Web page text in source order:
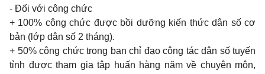
- Đối với công chức
+ 100% công chức được bồi dưỡng kiến thức dân số cơ
bản (lớp dân số 2 tháng).
+ 50% công chức trong ban chỉ đạo công tác dân số tuyến
tỉnh được tham gia tập huấn hàng năm về chuyên môn,